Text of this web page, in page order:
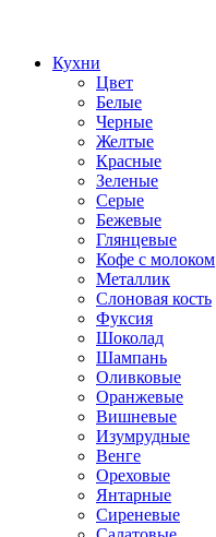
Кухни
Цвет
Белые
Черные
Желтые
Красные
Зеленые
Серые
Бежевые
Глянцевые
Кофе с молоком
Металлик
Слоновая кость
Фуксия
Шоколад
Шампань
Оливковые
Оранжевые
Вишневые
Изумрудные
Венге
Ореховые
Янтарные
Сиреневые